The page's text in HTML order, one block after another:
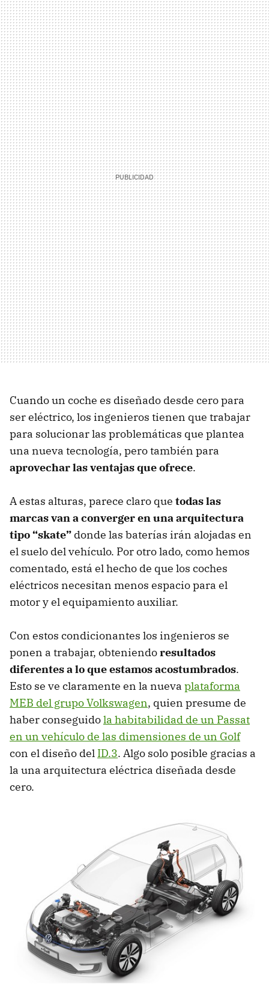
Cuando un coche es diseñado desde cero para
ser eléctrico, los ingenieros tienen que trabajar
para solucionar las problemáticas que plantea
una nueva tecnología, pero también para
aprovechar las ventajas que ofrece.
A estas alturas, parece claro que todas las
marcas van a converger en una arquitectura
tipo “skate” donde las baterías irán alojadas en
el suelo del vehículo. Por otro lado, como hemos
comentado, está el hecho de que los coches
eléctricos necesitan menos espacio para el
motor y el equipamiento auxiliar.
Con estos condicionantes los ingenieros se
ponen a trabajar, obteniendoresultados
diferentes a lo que estamos acostumbrados.
Esto se ve claramente en la nueva plataforma
MEB del grupo Volkswagen, quien presume de
haber conseguidola habitabilidad de un Passat
en un vehículo de las dimensiones de un Golf
con el diseño del ID.3. Algo solo posible gracias a
la una arquitectura eléctrica diseñada desde
cero.